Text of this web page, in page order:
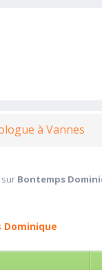
à Vannes
Bontemps
Dominique